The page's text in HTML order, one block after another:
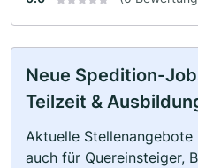
Neue Spedition-
Teilzeit &
Aktuelle
auch für Quereinsteiger,